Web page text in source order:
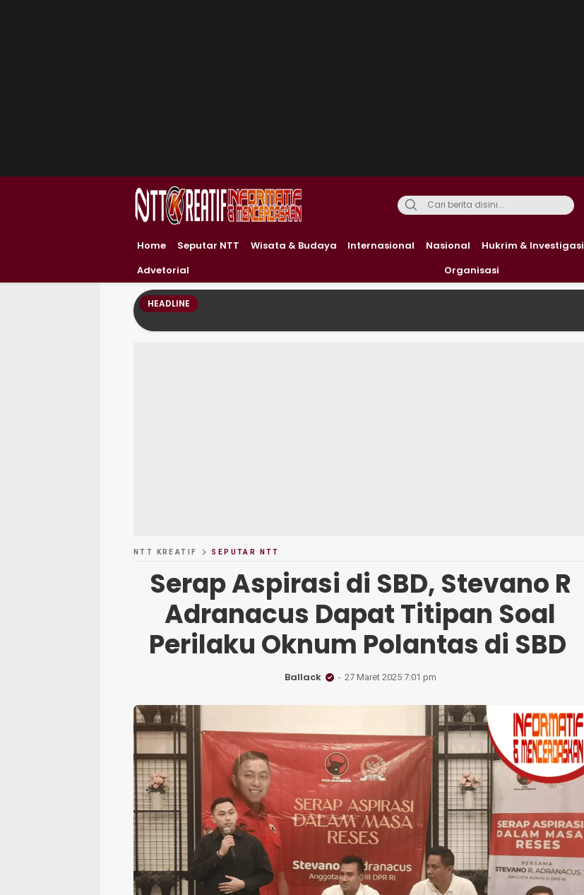
Home Seputar NTT Wisata & Budaya Internasional Nasional Hukrim & Investigasi
Advetorial
Organisasi
HEADLINE
NTT KREATIF SEPUTAR NTT
Serap Aspirasi di SBD, Stevano R
Adranacus Dapat Titipan Soal
Perilaku Oknum Polantas di SBD
Ballack 27 Maret 2025 7:01 pm